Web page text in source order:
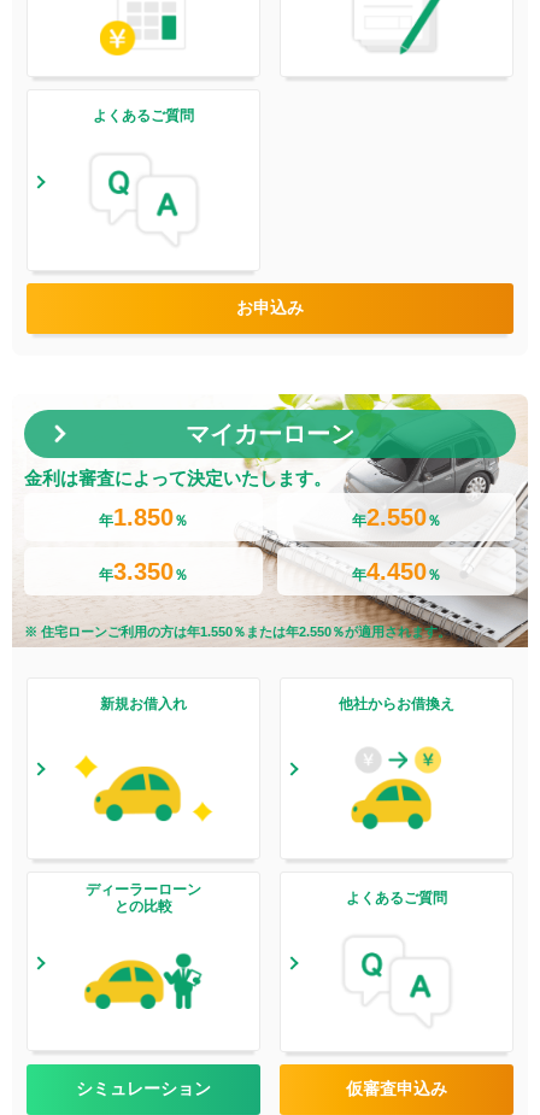
よくあるご質問
お申込み
マイカーローン
金利は審査によって決定いたします。
年1.850％ 年2.550％
年3.350％ 年4.450％
※ 住宅ローンご利用の方は年1.550％または年2.550％が適用されます。
新規お借入れ 他社からお借換え
ディーラーローン
との比較
よくあるご質問
シミュレーション 仮審査申込み